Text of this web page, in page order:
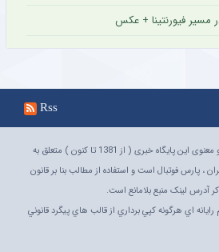
مسیر فیورنتینا + عکس
Rss
تمام حقوق مادی و معنوی این پایگاه خبری ( از 1381 تا کنون ) متعلق به
، پارس فوتبال است و استفاده از مطالب بنا بر قانون
آدرس لینک منبع بلامانع است.
جرائم رايانه اي هرگونه کپي برداري از قالب هاي پيگرد قانوني